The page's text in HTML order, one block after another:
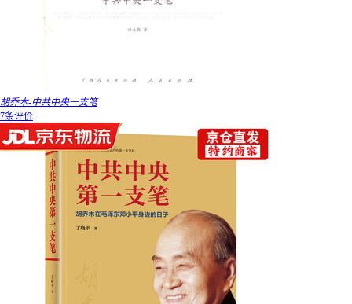
胡乔木-中共中央一支笔
7条评价